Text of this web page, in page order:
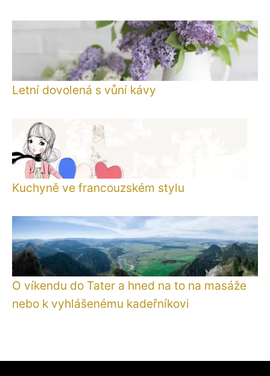
Letní dovolená s vůní kávy
Kuchyně ve francouzském stylu
O víkendu do Tater a hned na to na masáže
nebo k vyhlášenému kadeřníkovi